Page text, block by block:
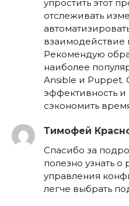
упростить этот
отслеживать
Рекомендую
наиболее
Ansible и Puppet.
эффективность и
сэкономить
Тимофей
Спасибо за
полезно узнать
управления
легче выбрать